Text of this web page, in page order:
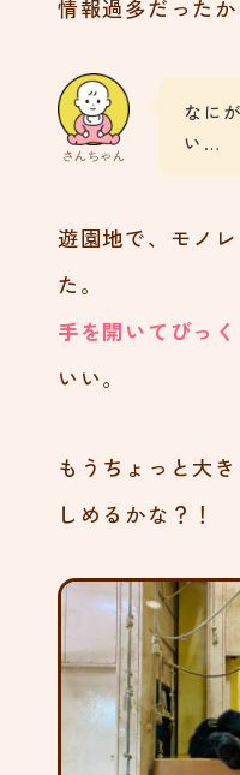
情報過多だった
さんちゃん
なに
い…
遊園地で、モノ
た。
手を開いてびっく
いい。
もうちょっと大
しめるかな？！